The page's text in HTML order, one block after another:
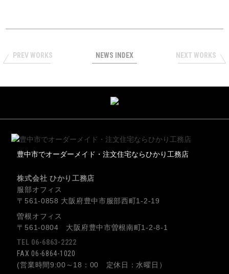
PREV WORKS NEWS INDEX NEXT WORKS
豊中市でオーダーメイド・注文住宅ならひかり工務店
株式会社 ひかり工務店
服部オフィス
〒561-0858 大阪府豊中市服部西町1-2-19
曽根オフィス
〒561-0804 大阪府豊中市曽根南町1-2-8-1
TEL 06-6863-2222
FAX 06-6864-1020
(営業時間9:00～18：00 定休日：水曜日）